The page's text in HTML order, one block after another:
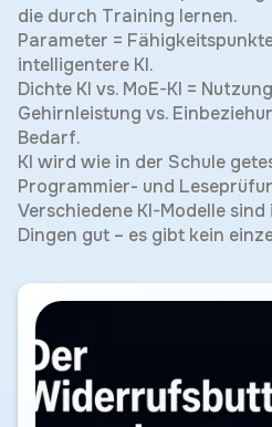
die durch Training lernen.
Parameter =
intelligentere KI.
Dichte KI vs. MoE-KI =
Gehirnleistung vs.
Bedarf.
KI wird wie in der Schule
Programmier- und
Verschiedene KI-Modelle
Dingen gut – es gibt kein